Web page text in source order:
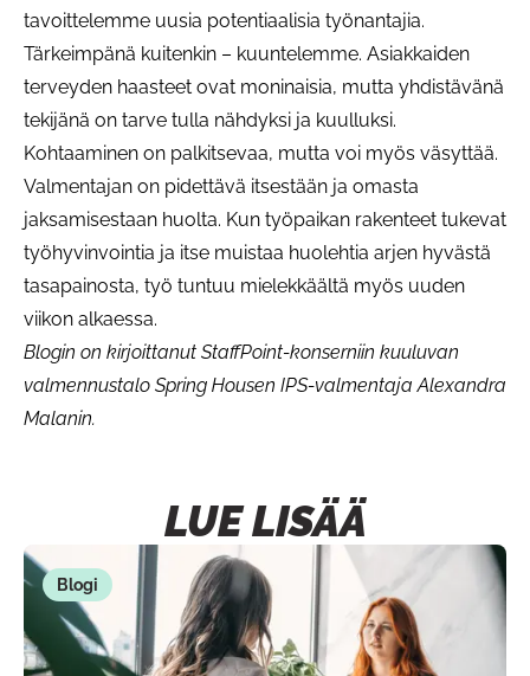
tavoittelemme uusia potentiaalisia työnantajia.
Tärkeimpänä kuitenkin – kuuntelemme. Asiakkaiden
terveyden haasteet ovat moninaisia, mutta yhdistävänä
tekijänä on tarve tulla nähdyksi ja kuulluksi.
Kohtaaminen on palkitsevaa, mutta voi myös väsyttää.
Valmentajan on pidettävä itsestään ja omasta
jaksamisestaan huolta. Kun työpaikan rakenteet tukevat
työhyvinvointia ja itse muistaa huolehtia arjen hyvästä
tasapainosta, työ tuntuu mielekkäältä myös uuden
viikon alkaessa.
Blogin on kirjoittanut StaffPoint-konserniin kuuluvan
valmennustalo Spring Housen IPS-valmentaja Alexandra
Malanin.
LUE LISÄÄ
Blogi